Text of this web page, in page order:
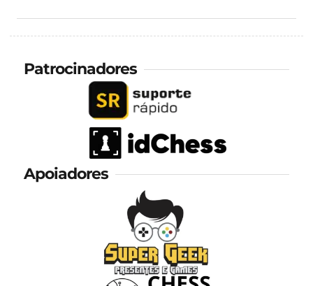
Patrocinadores
Apoiadores